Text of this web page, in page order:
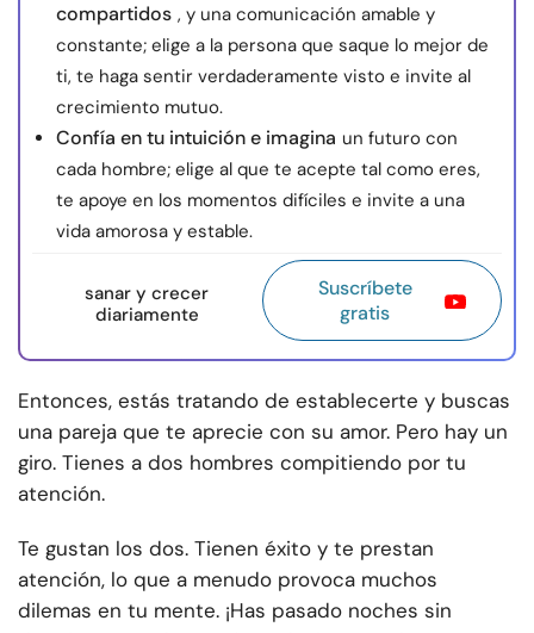
compartidos , y una comunicación amable y
constante; elige a la persona que saque lo mejor de
ti, te haga sentir verdaderamente visto e invite al
crecimiento mutuo.
Confía en tu intuición e imagina un futuro con
cada hombre; elige al que te acepte tal como eres,
te apoye en los momentos difíciles e invite a una
vida amorosa y estable.
sanar y crecer
diariamente
Suscríbete
gratis
Entonces, estás tratando de establecerte y buscas
una pareja que te aprecie con su amor. Pero hay un
giro. Tienes a dos hombres compitiendo por tu
atención.
Te gustan los dos. Tienen éxito y te prestan
atención, lo que a menudo provoca muchos
dilemas en tu mente. ¡Has pasado noches sin